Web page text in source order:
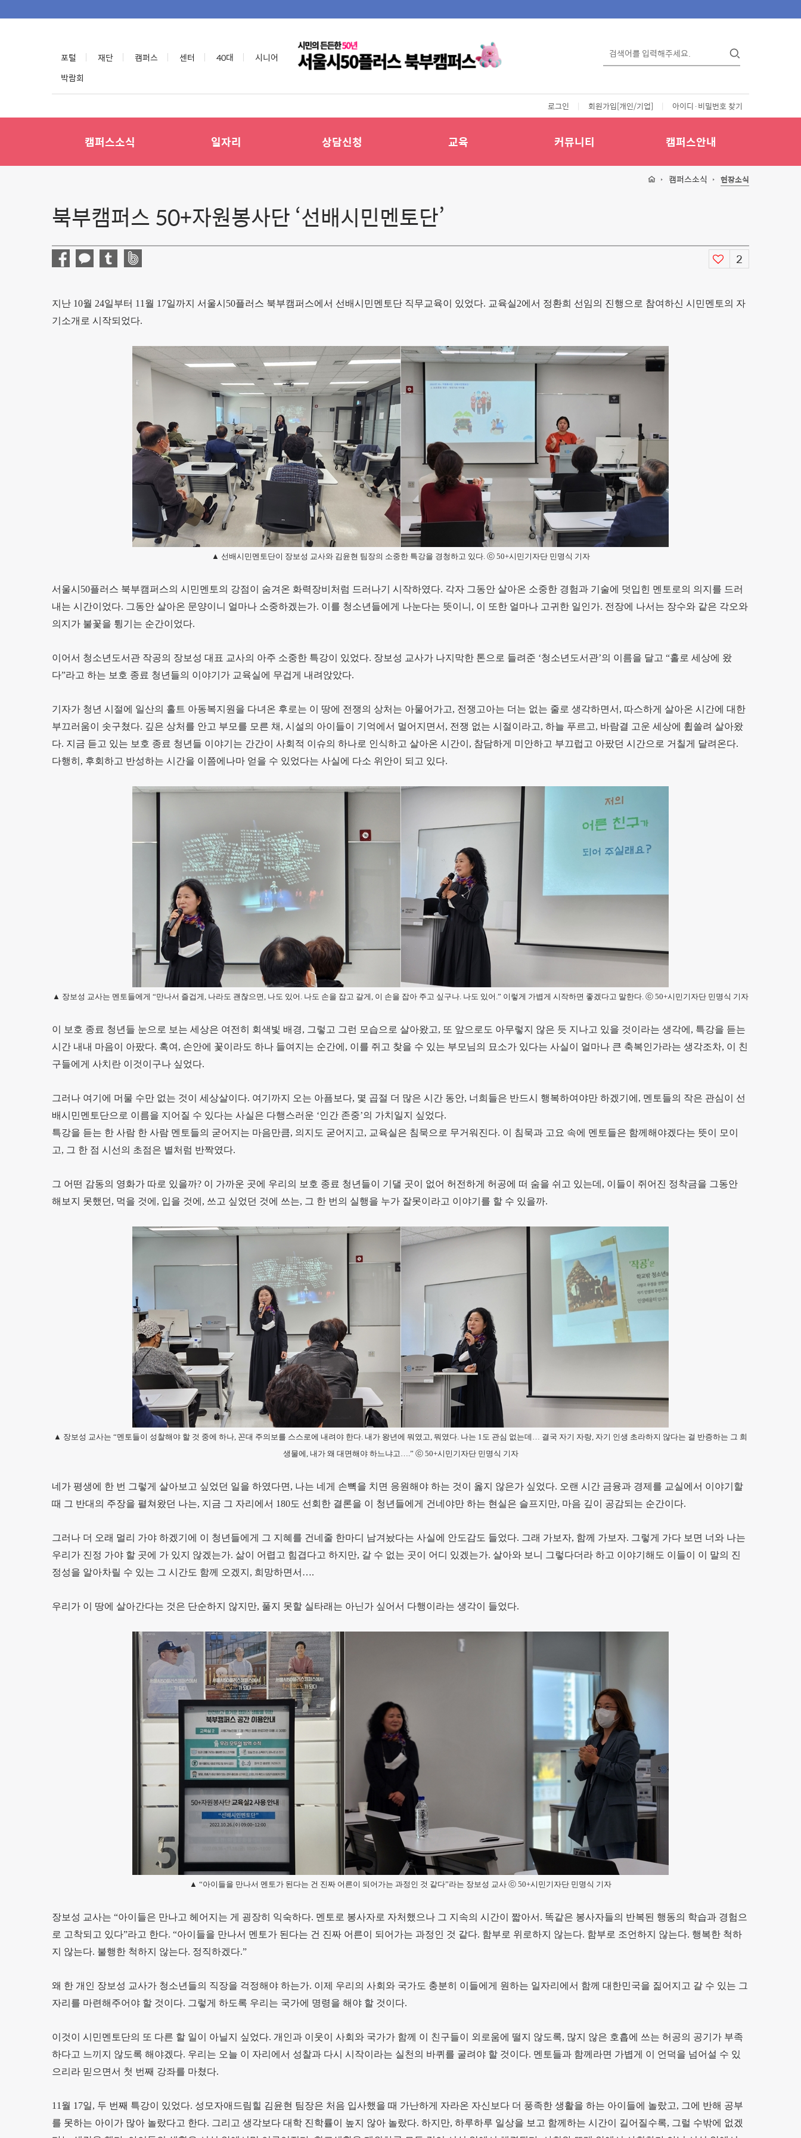
포털 재단 캠퍼스 센터 40대
시니어
박람회
로그인 | 회원가입[개인/기업] | 아이디·비밀번호 찾기
캠퍼스소식 일자리 상담신청 교육 커뮤니티 캠퍼스안내
캠퍼스소식 현장소식
북부캠퍼스 50+자원봉사단 ‘선배시민멘토단’
2
지난 10월 24일부터 11월 17일까지 서울시50플러스 북부캠퍼스에서 선배시민멘토단 직무교육이 있었다. 교육실2에서 정환희 선임의 진행으로 참여하신 시민멘토의 자
기소개로 시작되었다.
▲ 선배시민멘토단이 장보성 교사와 김윤현 팀장의 소중한 특강을 경청하고 있다. ⓒ 50+시민기자단 민명식 기자
서울시50플러스 북부캠퍼스의 시민멘토의 강점이 숨겨온 화력장비처럼 드러나기 시작하였다. 각자 그동안 살아온 소중한 경험과 기술에 덧입힌 멘토로의 의지를 드러
내는 시간이었다. 그동안 살아온 문양이니 얼마나 소중하겠는가. 이를 청소년들에게 나눈다는 뜻이니, 이 또한 얼마나 고귀한 일인가. 전장에 나서는 장수와 같은 각오와
의지가 불꽃을 튕기는 순간이었다.
이어서 청소년도서관 작공의 장보성 대표 교사의 아주 소중한 특강이 있었다. 장보성 교사가 나지막한 톤으로 들려준 ‘청소년도서관’의 이름을 달고 “홀로 세상에 왔
다”라고 하는 보호 종료 청년들의 이야기가 교육실에 무겁게 내려앉았다.
기자가 청년 시절에 일산의 홀트 아동복지원을 다녀온 후로는 이 땅에 전쟁의 상처는 아물어가고, 전쟁고아는 더는 없는 줄로 생각하면서, 따스하게 살아온 시간에 대한
부끄러움이 솟구쳤다. 깊은 상처를 안고 부모를 모른 채, 시설의 아이들이 기억에서 멀어지면서, 전쟁 없는 시절이라고, 하늘 푸르고, 바람결 고운 세상에 휩쓸려 살아왔
다. 지금 듣고 있는 보호 종료 청년들 이야기는 간간이 사회적 이슈의 하나로 인식하고 살아온 시간이, 참담하게 미안하고 부끄럽고 아팠던 시간으로 거칠게 달려온다.
다행히, 후회하고 반성하는 시간을 이쯤에나마 얻을 수 있었다는 사실에 다소 위안이 되고 있다.
▲ 장보성 교사는 멘토들에게 “만나서 즐겁게, 나라도 괜찮으면, 나도 있어. 나도 손을 잡고 갈게, 이 손을 잡아 주고 싶구나. 나도 있어.” 이렇게 가볍게 시작하면 좋겠다고 말한다. ⓒ 50+시민기자단 민명식 기자
이 보호 종료 청년들 눈으로 보는 세상은 여전히 회색빛 배경, 그렇고 그런 모습으로 살아왔고, 또 앞으로도 아무렇지 않은 듯 지나고 있을 것이라는 생각에, 특강을 듣는
시간 내내 마음이 아팠다. 혹여, 손안에 꽃이라도 하나 들여지는 순간에, 이를 쥐고 찾을 수 있는 부모님의 묘소가 있다는 사실이 얼마나 큰 축복인가라는 생각조차, 이 친
구들에게 사치란 이것이구나 싶었다.
그러나 여기에 머물 수만 없는 것이 세상살이다. 여기까지 오는 아픔보다, 몇 곱절 더 많은 시간 동안, 너희들은 반드시 행복하여야만 하겠기에, 멘토들의 작은 관심이 선
배시민멘토단으로 이름을 지어질 수 있다는 사실은 다행스러운 ‘인간 존중’의 가치일지 싶었다.
특강을 듣는 한 사람 한 사람 멘토들의 굳어지는 마음만큼, 의지도 굳어지고, 교육실은 침묵으로 무거워진다. 이 침묵과 고요 속에 멘토들은 함께해야겠다는 뜻이 모이
고, 그 한 점 시선의 초점은 별처럼 반짝였다.
그 어떤 감동의 영화가 따로 있을까? 이 가까운 곳에 우리의 보호 종료 청년들이 기댈 곳이 없어 허전하게 허공에 떠 숨을 쉬고 있는데, 이들이 쥐어진 정착금을 그동안
해보지 못했던, 먹을 것에, 입을 것에, 쓰고 싶었던 것에 쓰는, 그 한 번의 실행을 누가 잘못이라고 이야기를 할 수 있을까.
▲ 장보성 교사는 “멘토들이 성찰해야 할 것 중에 하나, 꼰대 주의보를 스스로에 내려야 한다. 내가 왕년에 뭐였고, 뭐였다. 나는 1도 관심 없는데… 결국 자기 자랑, 자기 인생 초라하지 않다는 걸 반증하는 그 희
생물에, 내가 왜 대면해야 하느냐고….” ⓒ 50+시민기자단 민명식 기자
네가 평생에 한 번 그렇게 살아보고 싶었던 일을 하였다면, 나는 네게 손뼉을 치면 응원해야 하는 것이 옳지 않은가 싶었다. 오랜 시간 금융과 경제를 교실에서 이야기할
때 그 반대의 주장을 펼쳐왔던 나는, 지금 그 자리에서 180도 선회한 결론을 이 청년들에게 건네야만 하는 현실은 슬프지만, 마음 깊이 공감되는 순간이다.
그러나 더 오래 멀리 가야 하겠기에 이 청년들에게 그 지혜를 건네줄 한마디 남겨놨다는 사실에 안도감도 들었다. 그래 가보자, 함께 가보자. 그렇게 가다 보면 너와 나는
우리가 진정 가야 할 곳에 가 있지 않겠는가. 삶이 어렵고 힘겹다고 하지만, 갈 수 없는 곳이 어디 있겠는가. 살아와 보니 그렇다더라 하고 이야기해도 이들이 이 말의 진
정성을 알아차릴 수 있는 그 시간도 함께 오겠지, 희망하면서….
우리가 이 땅에 살아간다는 것은 단순하지 않지만, 풀지 못할 실타래는 아닌가 싶어서 다행이라는 생각이 들었다.
▲ “아이들을 만나서 멘토가 된다는 건 진짜 어른이 되어가는 과정인 것 같다”라는 장보성 교사 ⓒ 50+시민기자단 민명식 기자
장보성 교사는 “아이들은 만나고 헤어지는 게 굉장히 익숙하다. 멘토로 봉사자로 자처했으나 그 지속의 시간이 짧아서. 똑같은 봉사자들의 반복된 행동의 학습과 경험으
로 고착되고 있다”라고 한다. “아이들을 만나서 멘토가 된다는 건 진짜 어른이 되어가는 과정인 것 같다. 함부로 위로하지 않는다. 함부로 조언하지 않는다. 행복한 척하
지 않는다. 불행한 척하지 않는다. 정직하겠다.”
왜 한 개인 장보성 교사가 청소년들의 직장을 걱정해야 하는가. 이제 우리의 사회와 국가도 충분히 이들에게 원하는 일자리에서 함께 대한민국을 짊어지고 갈 수 있는 그
자리를 마련해주어야 할 것이다. 그렇게 하도록 우리는 국가에 명령을 해야 할 것이다.
이것이 시민멘토단의 또 다른 할 일이 아닐지 싶었다. 개인과 이웃이 사회와 국가가 함께 이 친구들이 외로움에 떨지 않도록, 많지 않은 호흡에 쓰는 허공의 공기가 부족
하다고 느끼지 않도록 해야겠다. 우리는 오늘 이 자리에서 성찰과 다시 시작이라는 실천의 바퀴를 굴려야 할 것이다. 멘토들과 함께라면 가볍게 이 언덕을 넘어설 수 있
으리라 믿으면서 첫 번째 강좌를 마쳤다.
11월 17일, 두 번째 특강이 있었다. 성모자애드림힐 김윤현 팀장은 처음 입사했을 때 가난하게 자라온 자신보다 더 풍족한 생활을 하는 아이들에 놀랐고, 그에 반해 공부
를 못하는 아이가 많아 놀랐다고 한다. 그리고 생각보다 대학 진학률이 높지 않아 놀랐다. 하지만, 하루하루 일상을 보고 함께하는 시간이 길어질수록, 그럴 수밖에 없겠